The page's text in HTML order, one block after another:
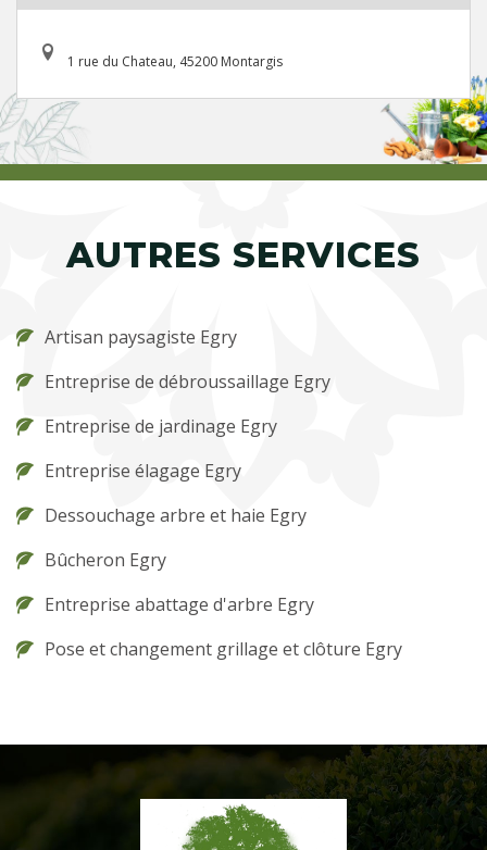
1 rue du Chateau, 45200 Montargis
AUTRES SERVICES
Artisan paysagiste Egry
Entreprise de débroussaillage Egry
Entreprise de jardinage Egry
Entreprise élagage Egry
Dessouchage arbre et haie Egry
Bûcheron Egry
Entreprise abattage d'arbre Egry
Pose et changement grillage et clôture Egry